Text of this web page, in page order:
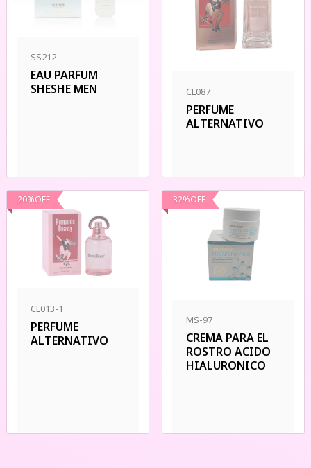
SS212
EAU PARFUM
SHESHE MEN
CL087
PERFUME
ALTERNATIVO
20%OFF
CL013-1
PERFUME
ALTERNATIVO
32%OFF
MS-97
CREMA PARA EL
ROSTRO ACIDO
HIALURONICO